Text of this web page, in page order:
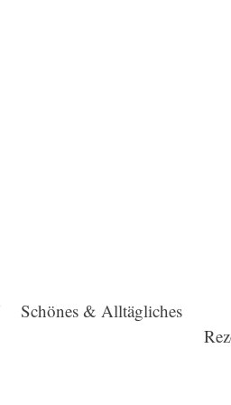
Schönes & Alltägliches